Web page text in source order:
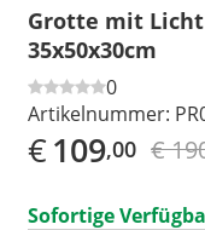
Grotte mit
35x50x30cm
0
Artikelnummer:
€109,00 €
Sofortige